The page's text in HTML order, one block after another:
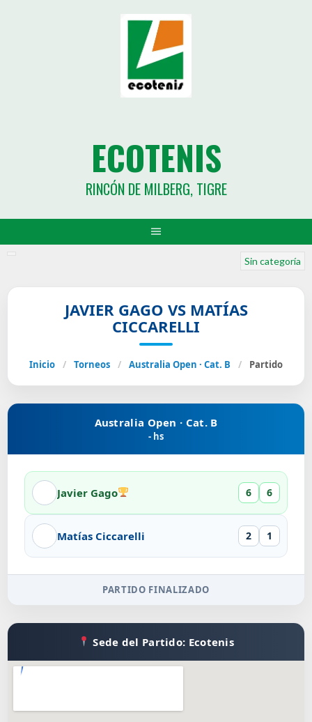
ECOTENIS
RINCÓN DE MILBERG, TIGRE
Sin categoría
JAVIER GAGO VS MATÍAS
CICCARELLI
Inicio / Torneos / Australia Open · Cat. B / Partido
Australia Open · Cat. B
- hs
Javier Gago 6 6
Matías Ciccarelli 2 1
PARTIDO FINALIZADO
Sede del Partido: Ecotenis